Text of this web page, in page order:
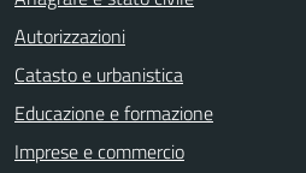
Autorizzazioni
Catasto e urbanistica
Educazione e formazione
Imprese e commercio